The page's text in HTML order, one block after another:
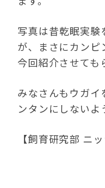
写真は昔乾眠実験
が、まさにカンピ
今回紹介させても
みなさんもウガイ
ンタンにしないよ
【飼育研究部 ニッ